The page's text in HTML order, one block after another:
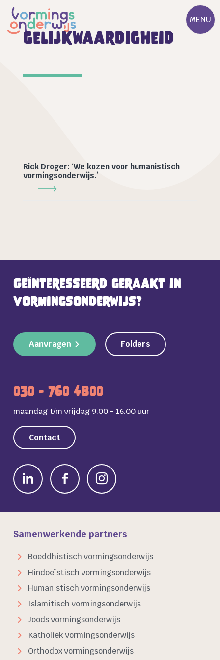
MENU
gelijkwaardigheid
Rick Droger: ‘We kozen voor humanistisch
vormingsonderwijs.’
Geïnteresseerd geraakt in
vormingsonderwijs?
Aanvragen Folders
030 - 760 4800
maandag t/m vrijdag 9.00 - 16.00 uur
Contact
Samenwerkende partners
Boeddhistisch vormingsonderwijs
Hindoeïstisch vormingsonderwijs
Humanistisch vormingsonderwijs
Islamitisch vormingsonderwijs
Joods vormingsonderwijs
Katholiek vormingsonderwijs
Orthodox vormingsonderwijs